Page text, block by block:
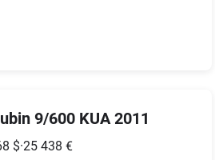
9/600 KUA 2011
$·25 438 €